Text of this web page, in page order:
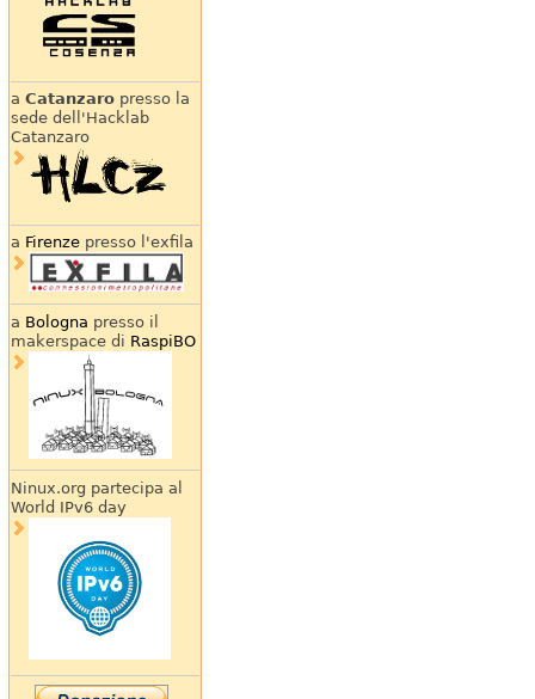
a Catanzaropresso la
sede dell'Hacklab
Catanzaro
a Firenzepresso l'exfila
a Bologna presso il
makerspace di RaspiBO
Ninux.org partecipa al
World IPv6 day